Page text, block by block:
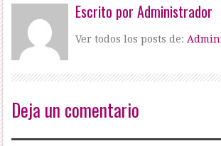
Escrito porAdministrador
Ver todos los posts de:
Deja un comentario